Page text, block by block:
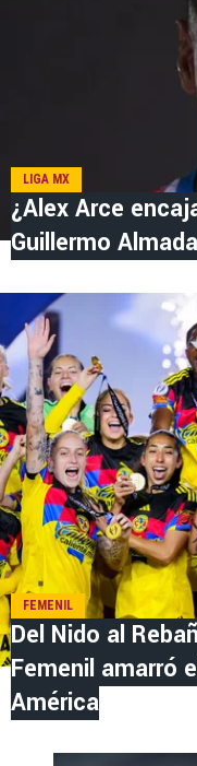
LIGA MX
¿Alex Arce
Guillermo
FEMENIL
Del Nido al
Femenil amarró
América